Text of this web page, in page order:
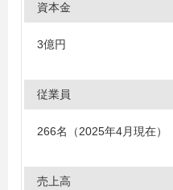
資本金
3億円
従業員
266名（2025年4月現在）
売上高